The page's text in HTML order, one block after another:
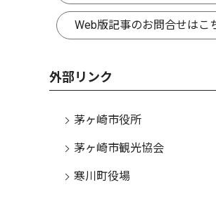
Web版記事のお問合せはこ
外部リンク
茅ヶ崎市役所
茅ヶ崎市観光協会
寒川町役場